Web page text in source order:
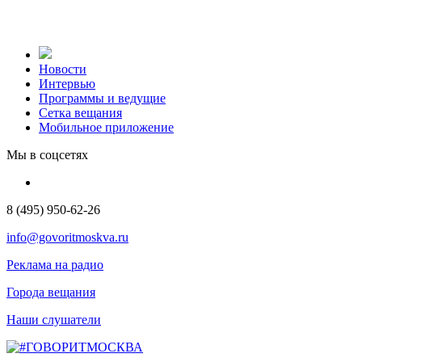
Новости
Интервью
Программы и ведущие
Сетка вещания
Мобильное приложение
Мы в соцсетях
8 (495) 950-62-26
info@govoritmoskva.ru
Реклама на радио
Города вещания
Наши слушатели